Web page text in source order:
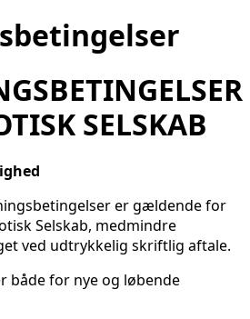
SELSKAB
er gældende for
Selskab, medmindre
ved udtrykkelig skriftlig aftale.
både for nye og løbende